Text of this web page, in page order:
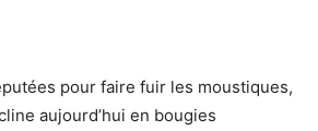
pour faire fuir les moustiques,
aujourd’hui en bougies